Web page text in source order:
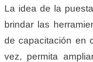
La idea de la
brindar las
de capacitación en
vez, permita